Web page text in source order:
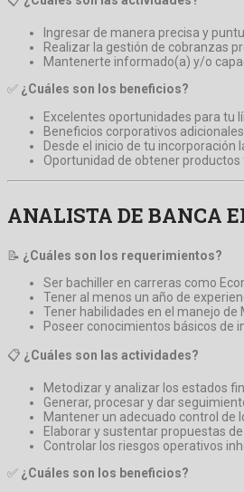
Ingresar de manera precisa y
Realizar la gestión de cobranzas
Mantenerte informado(a) y/o
✅ ¿Cuáles son los beneficios?
Excelentes oportunidades para tu
Beneficios corporativos adicionales.
Desde el inicio de tu incorporación
Oportunidad de obtener
ANALISTA DE BANCA
📝 ¿Cuáles son los requerimientos?
Ser bachiller en carreras como
Tener al menos un año de
Tener habilidades en el manejo de
Poseer conocimientos básicos de
📋 ¿Cuáles son las actividades?
Metodizar y analizar los estados
Generar, procesar y dar
Mantener un adecuado control de
Elaborar y sustentar propuestas
Controlar los riesgos operativos
✅ ¿Cuáles son los beneficios?